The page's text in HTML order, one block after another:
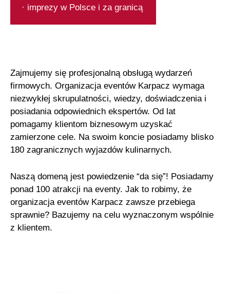
· imprezy w Polsce i za granicą
Zajmujemy się profesjonalną obsługą wydarzeń
firmowych. Organizacja eventów Karpacz wymaga
niezwykłej skrupulatności, wiedzy, doświadczenia i
posiadania odpowiednich ekspertów. Od lat
pomagamy klientom biznesowym uzyskać
zamierzone cele. Na swoim koncie posiadamy blisko
180 zagranicznych wyjazdów kulinarnych.
Naszą domeną jest powiedzenie “da się”! Posiadamy
ponad 100 atrakcji na eventy. Jak to robimy, że
organizacja eventów Karpacz zawsze przebiega
sprawnie? Bazujemy na celu wyznaczonym wspólnie
z klientem.